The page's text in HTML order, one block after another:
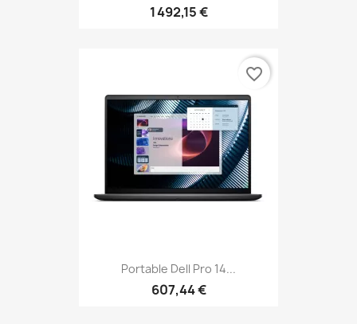
1 492,15 €
Portable Dell Pro 14...
607,44 €
favorite_border